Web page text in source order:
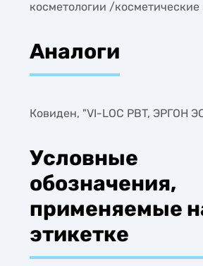
косметологии /
Аналоги
Ковиден, "VI-LOC PBT, ЭРГОН
Условные
обозначения,
применяемые
этикетке